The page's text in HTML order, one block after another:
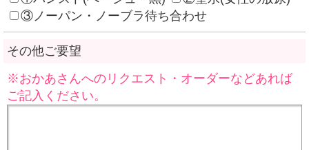
③ノーパン・ノーブラ待ち合わせ
その他ご要望
※おかあさんへのリクエスト・オーダーなどあれば
ご記入ください。